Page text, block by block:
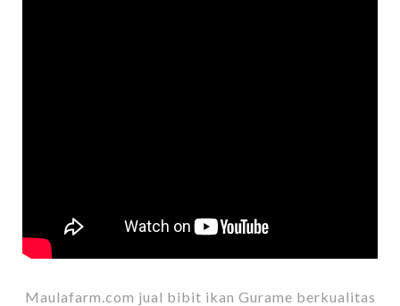
Maulafarm.com jual bibit ikan Gurame berkualitas